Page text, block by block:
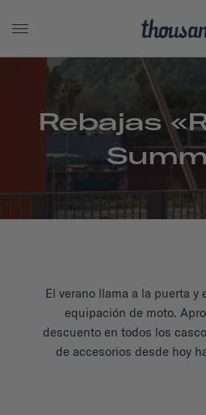
Rebajas
El verano llama a la puerta y
equipación de moto.
descuento en todos los
de accesorios desde hoy